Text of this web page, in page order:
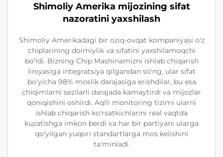
Shimoliy Amerika mijozining sifat
nazoratini yaxshilash
Shimoliy Amerikadagi bir oziq-ovqat kompaniyasi o'z
chiplarining doimiylik va sifatini yaxshilamoqchi
bo'ldi. Bizning Chip Mashinamizni ishlab chiqarish
liniyasiga integratsiya qilgandan so'ng, ular sifat
bo'yicha 98% moslik darajasiga erishdilar, bu esa
chiqimlarni sezilarli darajada kamaytirdi va mijozlar
qoniqishini oshirdi. Aqlli monitoring tizimi ularni
ishlab chiqarish ko'rsatkichlarini real vaqtda
kuzatishga imkon berdi va har bir partiyani ularga
qo'yilgan yuqori standartlarga mos kelishini
ta'minladi.